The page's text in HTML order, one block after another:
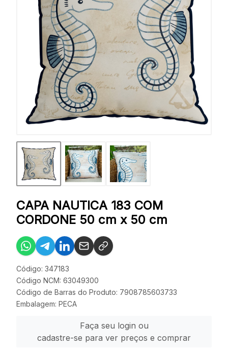
CAPA NAUTICA 183 COM
CORDONE 50 cm x 50 cm
Código: 347183
Código NCM: 63049300
Código de Barras do Produto: 7908785603733
Embalagem: PECA
Faça seu login ou
cadastre-se para ver preços e comprar